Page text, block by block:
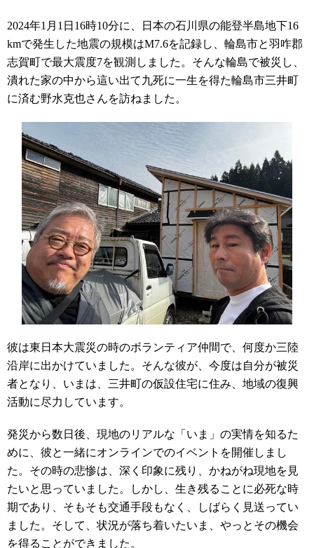
2024年1 月 1 日 16時10分に、日本の石川県の能登半島地下16
kmで発生した地震の規模はМ7.6を記録し、輪島市と羽咋郡
志賀町で最大震度7を観測しました。そんな輪島で被災し、
潰れた家の中から這い出て九死に一生を得た輪島市三井町
に済む野水克也さんを訪ねました。
彼は東日本大震災の時のボランティア仲間で、何度か三陸
沿岸に出かけていました。そんな彼が、今度は自分が被災
者となり、いまは、三井町の仮設住宅に住み、地域の復興
活動に尽力しています。
発災から数日後、現地のリアルな「いま」の実情を知るた
めに、彼と一緒にオンラインでのイベントを開催しまし
た。その時の悲惨は、深く印象に残り、かねがね現地を見
たいと思っていました。しかし、生き残ることに必死な時
期であり、そもそも交通手段もなく、しばらく見送ってい
ました。そして、状況が落ち着いたいま、やっとその機会
を得ることができました。